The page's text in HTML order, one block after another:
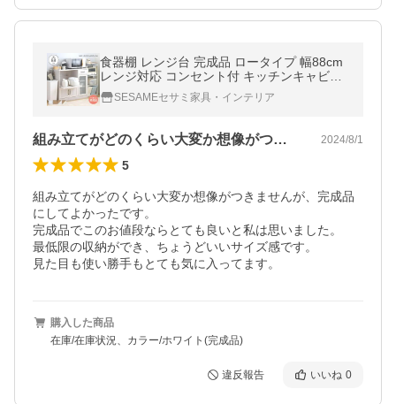
食器棚 レンジ台 完成品 ロータイプ 幅88cm
レンジ対応 コンセント付 キッチンキャビネ
ット キッチンカウンター 間仕切り かわいい
おしゃれ LUK80-90L
SESAMEセサミ家具・インテリア
組み立てがどのくらい大変か想像がつきま… 2024/8/1
5
組み立てがどのくらい大変か想像がつきませんが、完成品
にしてよかったです。
完成品でこのお値段ならとても良いと私は思いました。
最低限の収納ができ、ちょうどいいサイズ感です。
見た目も使い勝手もとても気に入ってます。
購入した商品
在庫/在庫状況、カラー/ホワイト(完成品)
違反報告 いいね 0